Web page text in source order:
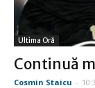
Ultima Oră
Continuă
Cosmin Staicu -